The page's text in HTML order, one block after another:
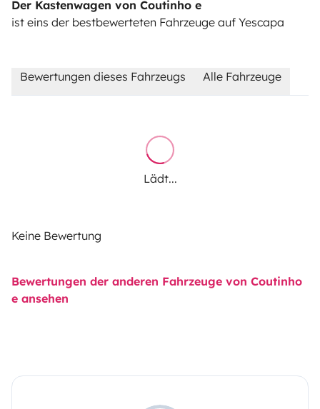
Der Kastenwagen von Coutinho e
ist eins der bestbewerteten Fahrzeuge auf Yescapa
Bewertungen dieses Fahrzeugs Alle Fahrzeuge
Lädt...
Keine Bewertung
Bewertungen der anderen Fahrzeuge von Coutinho
e ansehen